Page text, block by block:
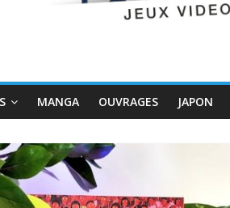
MANGA OUVRAGES JAPON